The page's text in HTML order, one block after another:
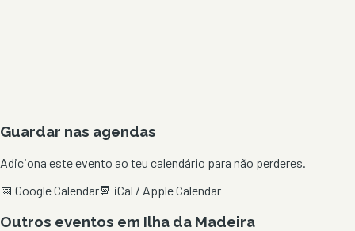
Guardar nas agendas
Adiciona este evento ao teu calendário para não perderes.
📅 Google Calendar📆 iCal / Apple Calendar
Outros eventos em Ilha da Madeira